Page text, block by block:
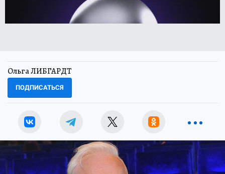
Ольга ЛИБГАРДТ
ПОДПИСАТЬСЯ